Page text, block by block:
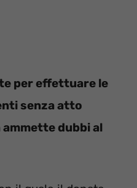
per effettuare le
senza atto
dubbi al